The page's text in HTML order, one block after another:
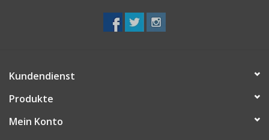
Kundendienst
Produkte
Mein Konto